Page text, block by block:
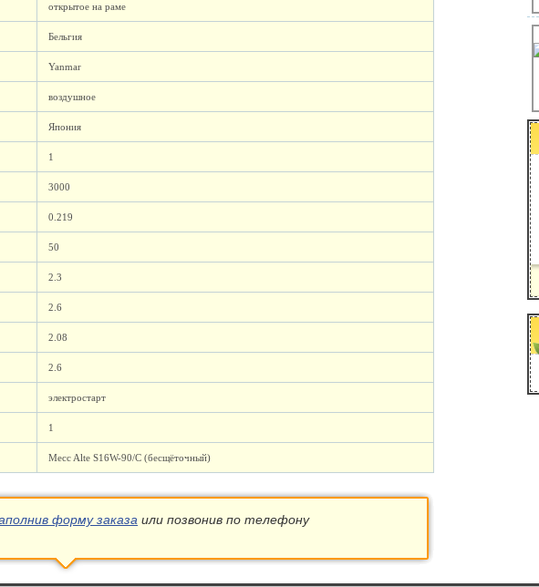
открытое на раме
Бельгия
Yanmar
воздушное
Япония
1
3000
0.219
50
2.3
2.6
2.08
2.6
электростарт
1
Mecc Alte S16W-90/C (бесщёточный)
форму заказа или позвонив по телефону